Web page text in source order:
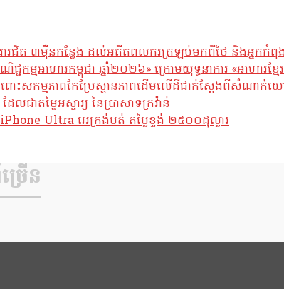
រជិត ៣ម៉ឺនកន្លែង ដល់អតីតពលករត្រឡប់មកពីថៃ និងអ្នកកំពុងស្
កម្មអាហារកម្ពុជា ឆ្នាំ២០២៦» ក្រោមយុទ្ធនាការ «អាហារខ្មែរ
ពោះសកម្មភាពកែប្រែស្ថានភាពដើមលើដីជាក់ស្តែងពីសំណាក់យ
ែលជាតម្លៃអស្ចារ្យ នៃប្រាសាទក្រវ៉ាន់
Ultra អេក្រង់បត់ តម្លៃខ្ទង់ ២៥០០ដុល្លារ
រើន